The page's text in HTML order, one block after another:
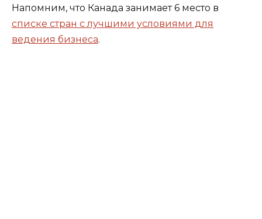
Напомним, что Канада занимает 6 место в
списке стран с лучшими условиями для
ведения бизнеса.